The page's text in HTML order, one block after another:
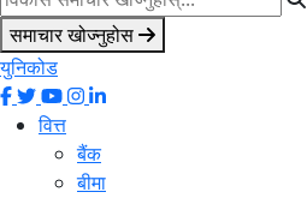
समाचार खोज्नुहोस
युनिकोड
वित्त
बैंक
बीमा